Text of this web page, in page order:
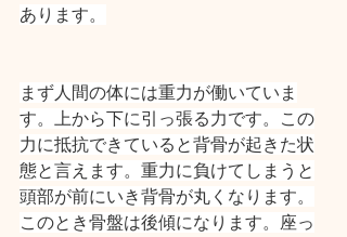
あります。
まず人間の体には重力が働いていま
す。上から下に引っ張る力です。この
力に抵抗できていると背骨が起きた状
態と言えます。重力に負けてしまうと
頭部が前にいき背骨が丸くなります。
このとき骨盤は後傾になります。座っ